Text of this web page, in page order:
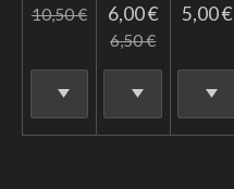
10,50 € 6,00 €
6,50 €
5,00 €